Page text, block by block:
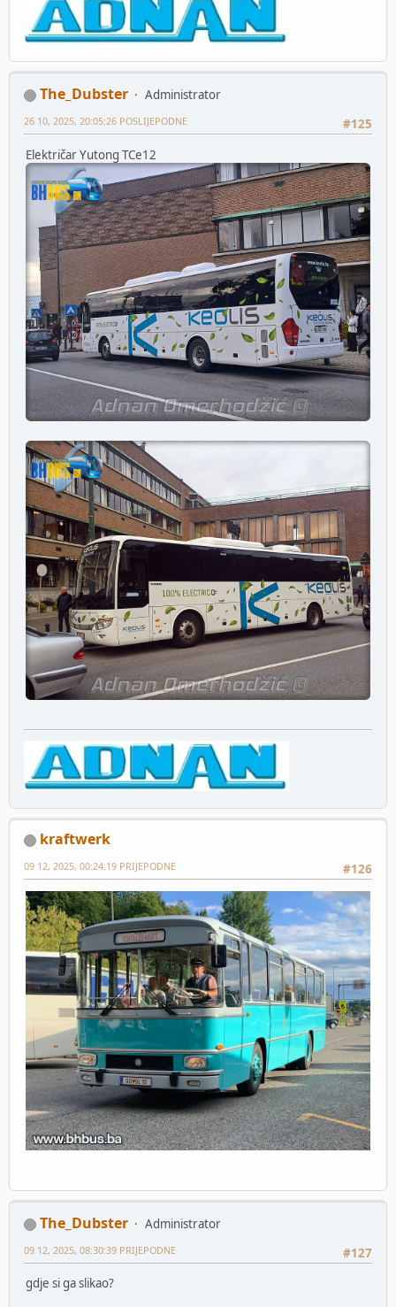
The_Dubster
Administrator
#125
26 10, 2025, 20:05:26 POSLIJEPODNE
Električar Yutong TCe12
kraftwerk
#126
09 12, 2025, 00:24:19 PRIJEPODNE
The_Dubster
Administrator
#127
09 12, 2025, 08:30:39 PRIJEPODNE
gdje si ga slikao?